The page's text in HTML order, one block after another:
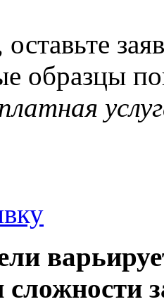
образцы
сложности